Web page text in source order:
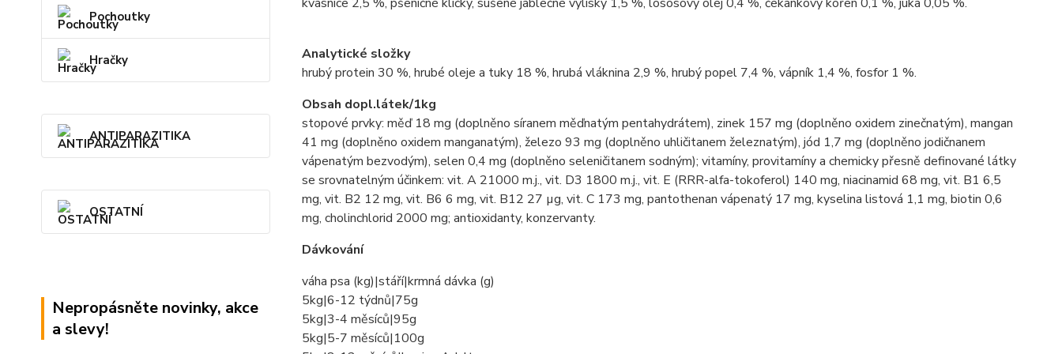
Pochoutky
Hračky
ANTIPARAZITIKA
OSTATNÍ
Nepropásněte novinky, akce
a slevy!
Analytické složky
hrubý protein 30 %, hrubé oleje a tuky 18 %, hrubá vláknina 2,9 %, hrubý popel 7,4 %, vápník 1,4 %, fosfor 1 %.
Obsah dopl.látek/1kg
stopové prvky: měď 18 mg (doplněno síranem měďnatým pentahydrátem), zinek 157 mg (doplněno oxidem zinečnatým), mangan
41 mg (doplněno oxidem manganatým), železo 93 mg (doplněno uhličitanem železnatým), jód 1,7 mg (doplněno jodičnanem
vápenatým bezvodým), selen 0,4 mg (doplněno seleničitanem sodným); vitamíny, provitamíny a chemicky přesně definované látky
se srovnatelným účinkem: vit. A 21000 m.j., vit. D3 1800 m.j., vit. E (RRR-alfa-tokoferol) 140 mg, niacinamid 68 mg, vit. B1 6,5
mg, vit. B2 12 mg, vit. B6 6 mg, vit. B12 27 µg, vit. C 173 mg, pantothenan vápenatý 17 mg, kyselina listová 1,1 mg, biotin 0,6
mg, cholinchlorid 2000 mg; antioxidanty, konzervanty.
Dávkování
váha psa (kg)|stáří|krmná dávka (g)
5kg|6-12 týdnů|75g
5kg|3-4 měsíců|95g
5kg|5-7 měsíců|100g